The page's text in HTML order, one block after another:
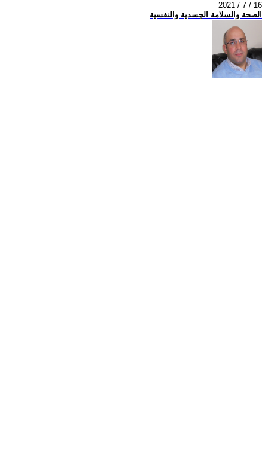
2021 / 7 / 16
الصحة والسلامة الجسدية والنفسية